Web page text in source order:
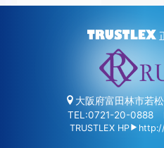
大阪府富田林市若
TEL:0721-20-0888
TRUSTLEX HP